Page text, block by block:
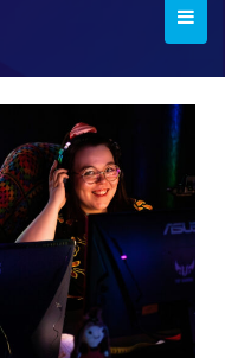
T
o
g
g
l
n
a
i
a